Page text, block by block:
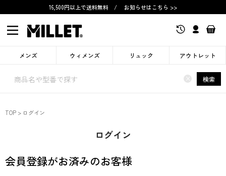
16,500円以上で送料無料 / お知らせはこちら >>
メンズ ウィメンズ リュック アウトレット
× 検索
TOP ログイン
ログイン
会員登録がお済みのお客様